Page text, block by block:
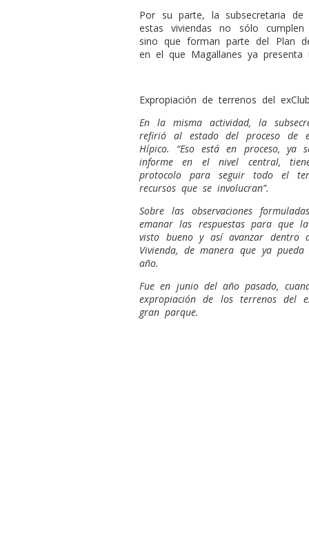
Por su parte, la subsecretaria de
estas viviendas no sólo
sino que forman parte del Plan
en el que Magallanes ya presenta
Expropiación de terrenos del
En la misma actividad, la
refirió al estado del proceso de
Hípico. “Eso está en proceso,
informe en el nivel central,
protocolo para seguir todo el
recursos que se involucran”.
Sobre las observaciones
emanar las respuestas para que
visto bueno y así avanzar
Vivienda, de manera que ya
año.
Fue en junio del año pasado,
expropiación de los terrenos del
gran parque.